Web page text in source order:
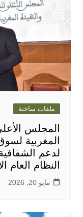
ملفات ساخنة
المجلس
المغربية
لدعم
النظام العام
مايو 20, 2026